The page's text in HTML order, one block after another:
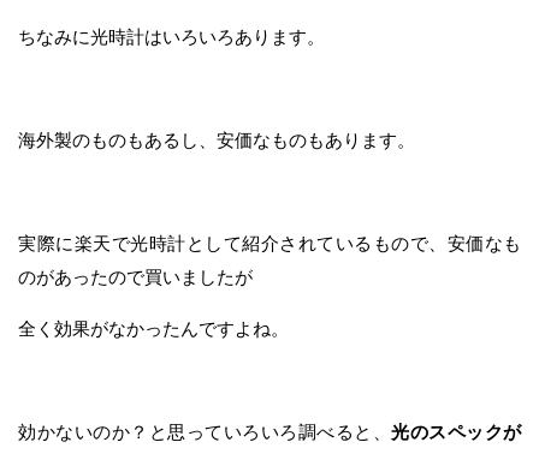
ちなみに光時計はいろいろあります。
海外製のものもあるし、安価なものもあります。
実際に楽天で光時計として紹介されているもので、安価なも
のがあったので買いましたが
全く効果がなかったんですよね。
効かないのか？と思っていろいろ調べると、 光のスペックが